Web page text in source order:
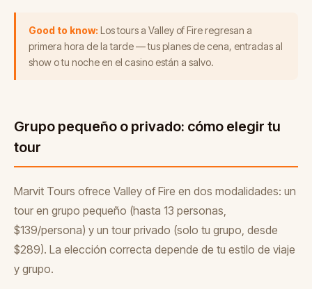
Good to know: Los tours a Valley of Fire regresan a
primera hora de la tarde — tus planes de cena, entradas al
show o tu noche en el casino están a salvo.
Grupo pequeño o privado: cómo elegir tu
tour
Marvit Tours ofrece Valley of Fire en dos modalidades: un
tour en grupo pequeño (hasta 13 personas,
$139/persona) y un tour privado (solo tu grupo, desde
$289). La elección correcta depende de tu estilo de viaje
y grupo.